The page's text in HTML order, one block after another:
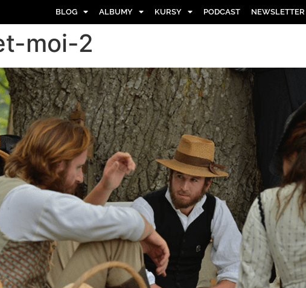
BLOG ALBUMY KURSY PODCAST NEWSLETTER
moi-2